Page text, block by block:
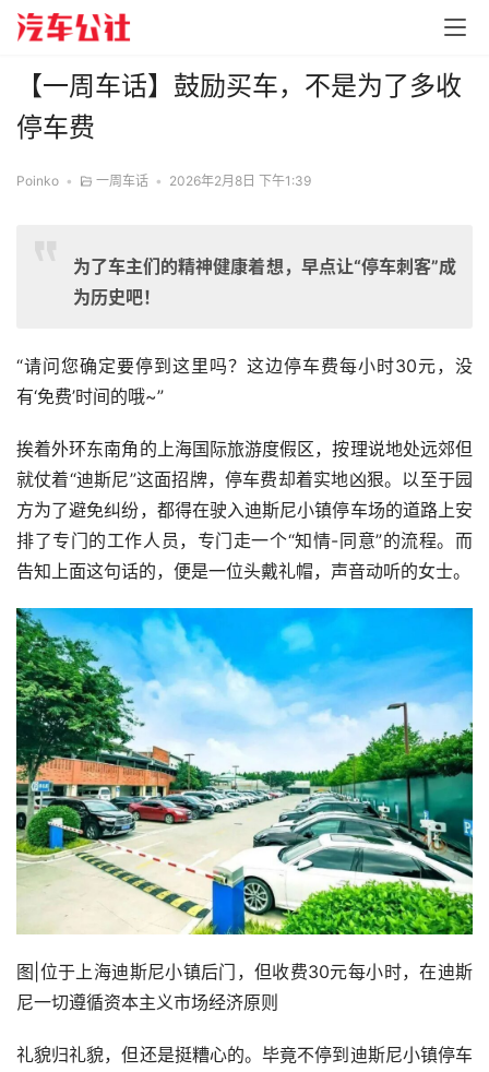
【一周车话】鼓励买车，不是为了多收
停车费
Poinko • 一周车话 • 2026年2月8日 下午1:39
为了车主们的精神健康着想，早点让“停车刺客”成
为历史吧！
“请问您确定要停到这里吗？这边停车费每小时30元，没
有‘免费’时间的哦~”
挨着外环东南角的上海国际旅游度假区，按理说地处远郊但
就仗着“迪斯尼”这面招牌，停车费却着实地凶狠。以至于园
方为了避免纠纷，都得在驶入迪斯尼小镇停车场的道路上安
排了专门的工作人员，专门走一个“知情-同意”的流程。而
告知上面这句话的，便是一位头戴礼帽，声音动听的女士。
图|位于上海迪斯尼小镇后门，但收费30元每小时，在迪斯
尼一切遵循资本主义市场经济原则
礼貌归礼貌，但还是挺糟心的。毕竟不停到迪斯尼小镇停车